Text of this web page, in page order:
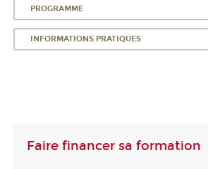
PROGRAMME
INFORMATIONS PRATIQUES
Faire financer sa formation